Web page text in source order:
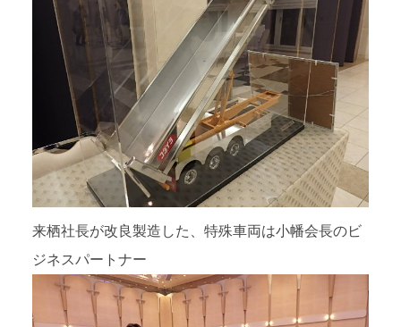
来栖社長が改良製造した、特殊車両は小幡会長のビ
ジネスパートナー